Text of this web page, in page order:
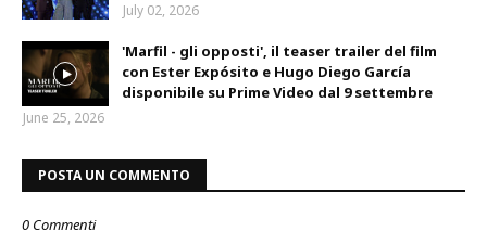
July 02, 2026
'Marfil - gli opposti', il teaser trailer del film
con Ester Expósito e Hugo Diego García
disponibile su Prime Video dal 9 settembre
June 25, 2026
POSTA UN COMMENTO
0 Commenti